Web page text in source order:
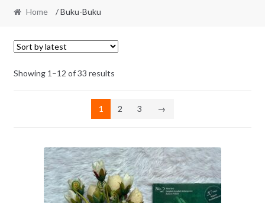
Home / Buku-Buku
Showing 1–12 of 33 resultsSorted
1
2 3 →